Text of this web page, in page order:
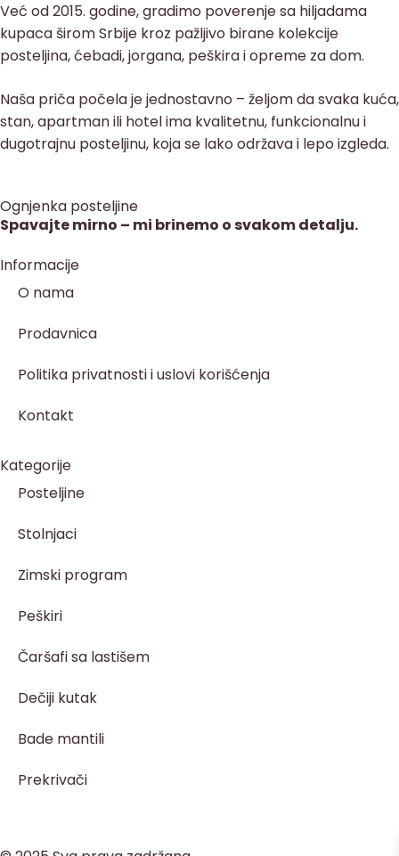
Već od 2015. godine, gradimo poverenje sa hiljadama
kupaca širom Srbije kroz pažljivo birane kolekcije
posteljina, ćebadi, jorgana, peškira i opreme za dom.
Naša priča počela je jednostavno – željom da svaka kuća,
stan, apartman ili hotel ima kvalitetnu, funkcionalnu i
dugotrajnu posteljinu, koja se lako održava i lepo izgleda.
Ognjenka posteljine
Spavajte mirno – mi brinemo o svakom detalju.
Informacije
O nama
Prodavnica
Politika privatnosti i uslovi korišćenja
Kontakt
Kategorije
Posteljine
Stolnjaci
Zimski program
Peškiri
Čaršafi sa lastišem
Dečiji kutak
Bade mantili
Prekrivači